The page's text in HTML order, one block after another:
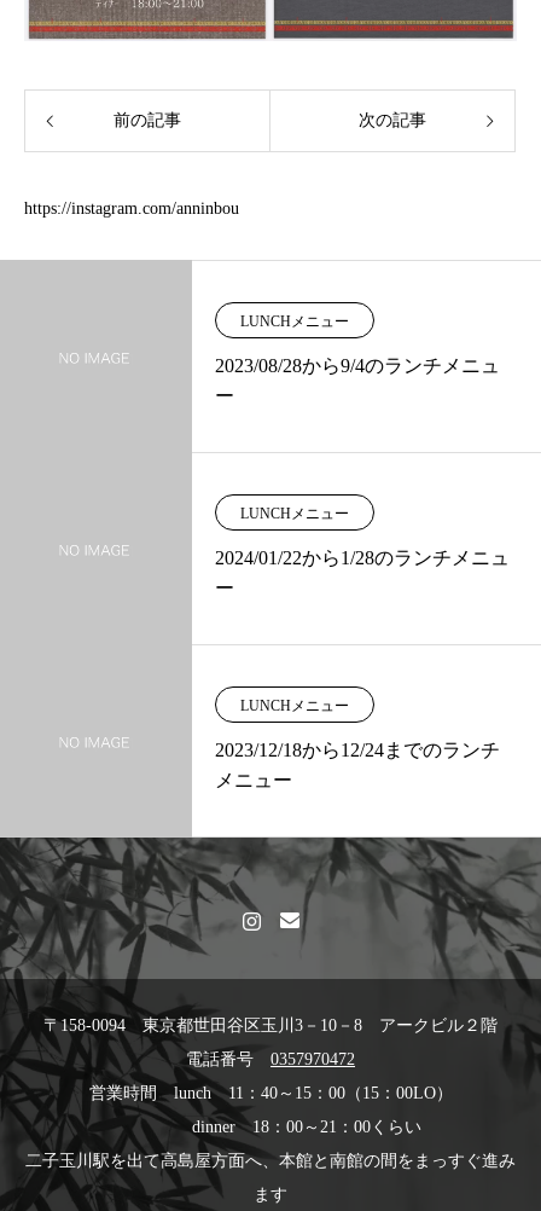
前の記事 次の記事
https://instagram.com/anninbou
LUNCHメニュー
2023/08/28から9/4のランチメニュ
ー
LUNCHメニュー
2024/01/22から1/28のランチメニュ
ー
LUNCHメニュー
2023/12/18から12/24までのランチ
メニュー
〒158-0094 東京都世田谷区玉川3－10－8 アークビル２階
電話番号 0357970472
営業時間 lunch 11：40～15：00（15：00LO）
dinner 18：00～21：00くらい
二子玉川駅を出て高島屋方面へ、本館と南館の間をまっすぐ進み
ます